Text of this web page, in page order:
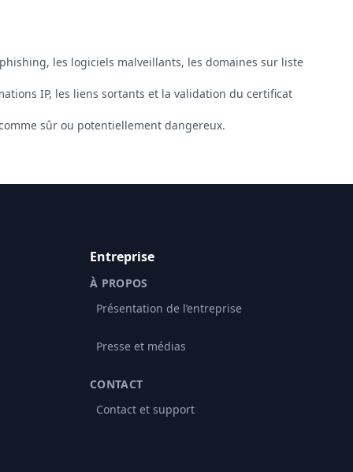
les logiciels malveillants, les domaines sur liste
IP, les liens sortants et la validation du certificat
sûr ou potentiellement dangereux.
Entreprise
À PROPOS
Présentation de l’entreprise
Presse et médias
CONTACT
Contact et support